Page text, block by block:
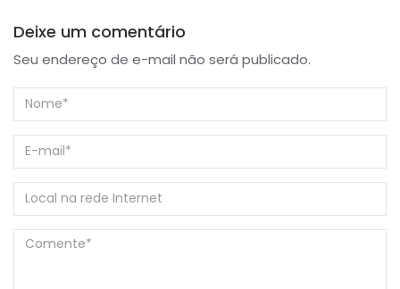
Deixe um comentário
Seu endereço de e-mail não será publicado.